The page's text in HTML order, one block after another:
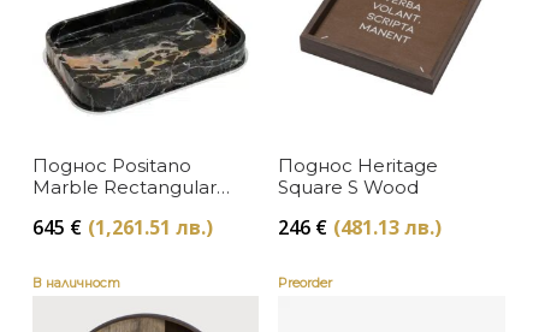
Поднос Positano
Marble Rectangular
Portoro
645 € (1,261.51 лв.)
Поднос Heritage
Square S Wood
246 € (481.13 лв.)
В наличност Preorder